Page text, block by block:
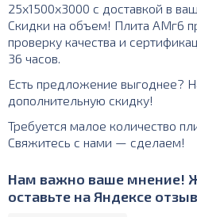
25х1500х3000 с доставкой в
Скидки на объем! Плита АМг6
проверку качества и
36 часов.
Есть предложение выгоднее?
дополнительную скидку!
Требуется малое количество
Свяжитесь с нами — сделаем!
Нам важно ваше мнение!
оставьте на Яндексе